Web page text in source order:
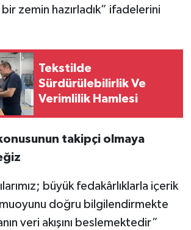
zemin hazırladık” ifadelerini
Tekstilde
Sürdürülebilirlik Ve
Verimlilik Hamlesi
takipçi olmaya
büyük fedakârlıklarla içerik
doğru bilgilendirmekte
veri akışını beslemektedir”